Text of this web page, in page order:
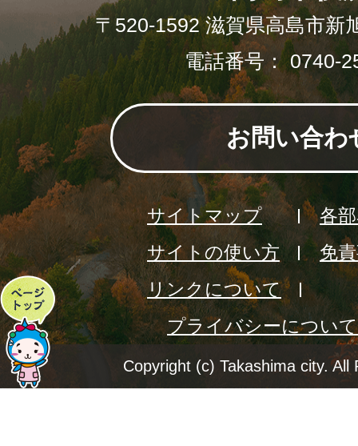
ペ
ー
ジ
〒520-1592 滋賀県高島市新
電話番号： 0740-
お問い合わ
サイトマップ
各
サイトの使い方
免
リンクについて
プライバシーについて
Copyright (c) Takashima city. All